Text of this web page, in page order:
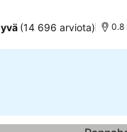
(14 696 arviota) 0.8